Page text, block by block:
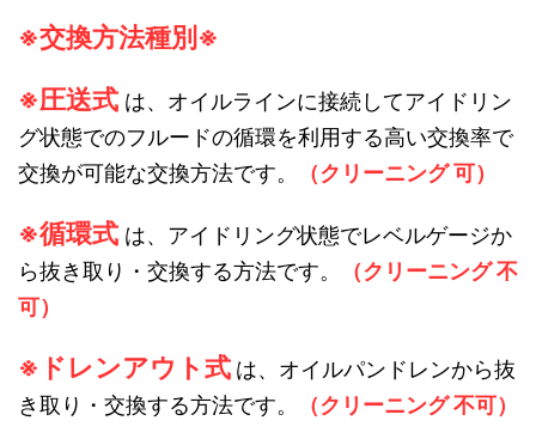
※交換方法種別※
※圧送式 は、オイルラインに接続してアイドリン
グ状態でのフルードの循環を利用する高い交換率で
交換が可能な交換方法です。
（クリーニング 可）
※循環式 は、アイドリング状態でレベルゲージか
ら抜き取り・交換する方法です。
（クリーニング 不
可）
※ドレンアウト式 は、オイルパンドレンから抜
き取り・交換する方法です。
（クリーニング 不可）